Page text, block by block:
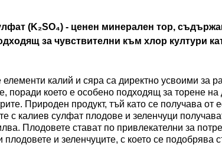
(K₂SO₄) - ценен минерален тор,
за чувствителни към хлор култури
калий и сяра са директно усвоими за
поради което е особено подходящ за торене на
Природен продукт, тъй като се получава от
с калиев сулфат плодове и зеленчуци
Плодовете стават по привлекателни за
и зеленчуците, с което се подобрява